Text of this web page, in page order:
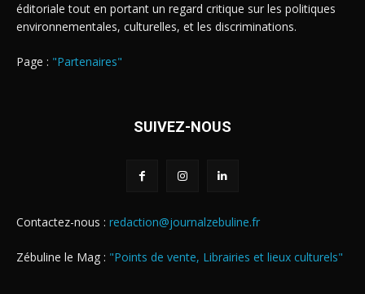
éditoriale tout en portant un regard critique sur les politiques
environnementales, culturelles, et les discriminations.
Page : "Partenaires"
SUIVEZ-NOUS
Contactez-nous : redaction@journalzebuline.fr
Zébuline le Mag : "Points de vente, Librairies et lieux culturels"